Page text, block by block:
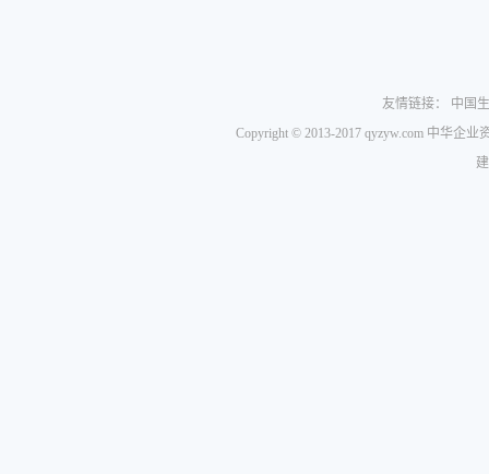
友情链接：
中国
Copyright © 2013-2017 qyzyw.com 中华企业